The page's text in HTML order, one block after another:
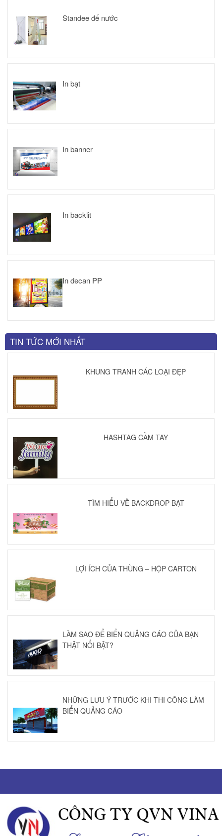
Standee đế nước
In bạt
In banner
In backlit
In decan PP
TIN TỨC MỚI NHẤT
KHUNG TRANH CÁC LOẠI ĐẸP
HASHTAG CẦM TAY
TÌM HIỂU VỀ BACKDROP BẠT
LỢI ÍCH CỦA THÙNG – HỘP CARTON
LÀM SAO ĐỂ BIỂN QUẢNG CÁO CỦA BẠN
THẬT NỔI BẬT?
NHỮNG LƯU Ý TRƯỚC KHI THI CÔNG LÀM
BIỂN QUẢNG CÁO